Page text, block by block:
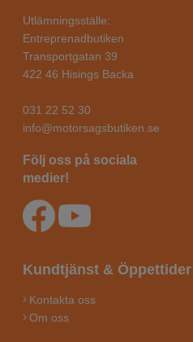
Utlämningsställe:
Entreprenadbutiken
Transportgatan 39
422 46 Hisings Backa
031 22 52 30
info@motorsagsbutiken.se
Följ oss på sociala
medier!
Kundtjänst & Öppettider
Kontakta oss
Om oss